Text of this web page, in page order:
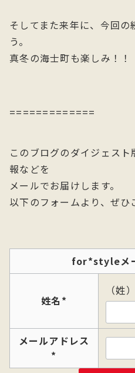
そしてまた来年に、今回
う。
真冬の海士町も楽しみ！！
=============
このブログのダイジェス
報などを
メールでお届けします。
以下のフォームより、ぜひ
for*styleメ
姓名 *
（姓）
メールアドレス
*